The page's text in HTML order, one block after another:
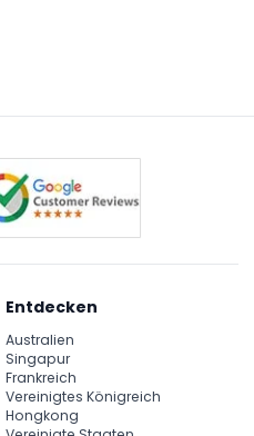
Entdecken
Australien
Singapur
Frankreich
Vereinigtes Königreich
Hongkong